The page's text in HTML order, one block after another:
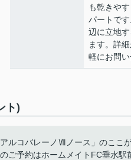
も乾きや
パートで
辺に立地
ます。詳
軽にお問い
ト)
ルコバレーノⅦノース」のここ
ご予約はホームメイトFC垂水